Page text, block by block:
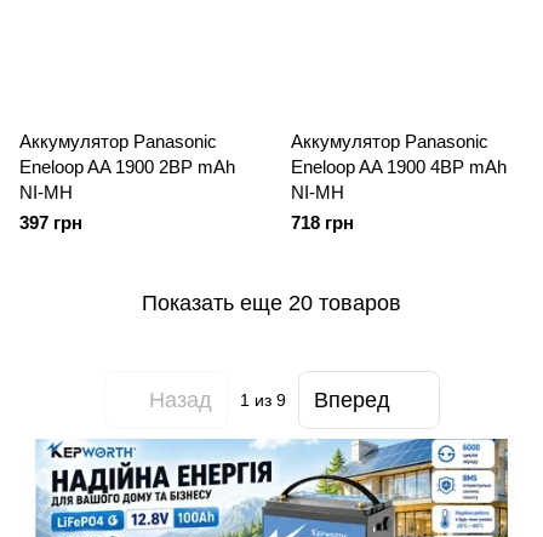
Аккумулятор Panasonic
Eneloop AA 1900 2BP mAh
NI-MH
397 грн
Аккумулятор Panasonic
Eneloop AA 1900 4BP mAh
NI-MH
718 грн
Показать еще 20 товаров
Назад 1 из 9 Вперед